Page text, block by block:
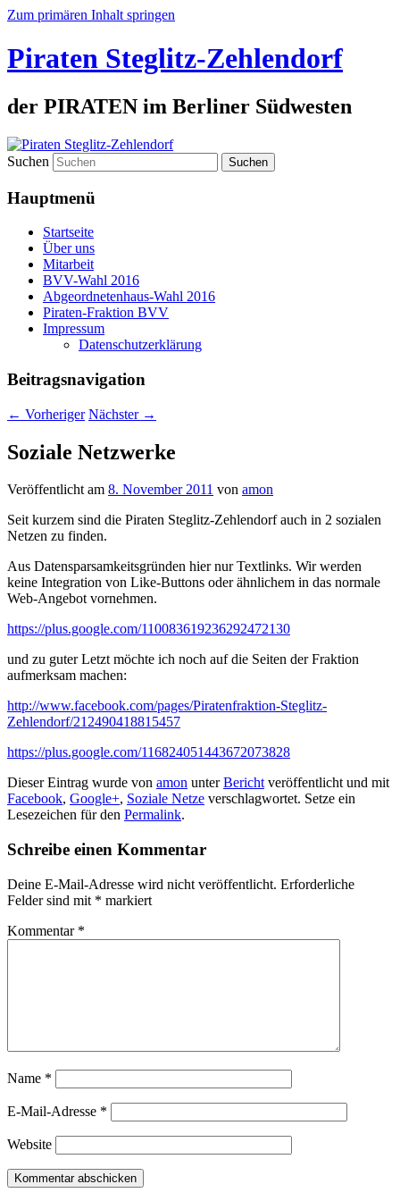
Zum primären Inhalt springen
Piraten Steglitz-Zehlendorf
der PIRATEN im Berliner Südwesten
Suchen
Hauptmenü
Startseite
Über uns
Mitarbeit
BVV-Wahl 2016
Abgeordnetenhaus-Wahl 2016
Piraten-Fraktion BVV
Impressum
Datenschutzerklärung
Beitragsnavigation
← Vorheriger Nächster →
Soziale Netzwerke
Veröffentlicht am 8. November 2011 von amon
Seit kurzem sind die Piraten Steglitz-Zehlendorf auch in 2 sozialen
Netzen zu finden.
Aus Datensparsamkeitsgründen hier nur Textlinks. Wir werden
keine Integration von Like-Buttons oder ähnlichem in das normale
Web-Angebot vornehmen.
https://plus.google.com/110083619236292472130
und zu guter Letzt möchte ich noch auf die Seiten der Fraktion
aufmerksam machen:
http://www.facebook.com/pages/Piratenfraktion-Steglitz-
Zehlendorf/212490418815457
https://plus.google.com/116824051443672073828
Dieser Eintrag wurde von amon unterBerichtveröffentlicht und mit
Facebook, Google+, Soziale Netze verschlagwortet. Setze ein
Lesezeichen für den Permalink.
Schreibe einen Kommentar
Deine E-Mail-Adresse wird nicht veröffentlicht. Erforderliche
Felder sind mit * markiert
Kommentar *
Name *
E-Mail-Adresse *
Website